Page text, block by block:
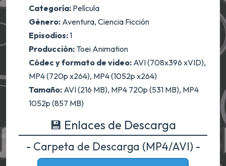
Categoría: Película
Género: Aventura, Ciencia Ficción
Episodios:1
Producción: Toei Animation
Códec y formato de video: AVI (708x396 xVID),
MP4 (720p x264), MP4 (1052p x264)
Tamaño: AVI (216 MB), MP4 720p (531 MB), MP4
1052p (857 MB)
💾 Enlaces de Descarga
- Carpeta de Descarga (MP4/AVI) -